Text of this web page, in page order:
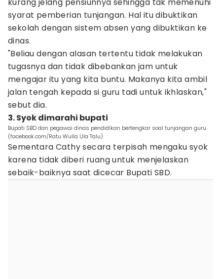
syarat pemberian tunjangan. Hal itu dibuktikan
sekolah dengan sistem absen yang dibuktikan ke
dinas.
"Beliau dengan alasan tertentu tidak melakukan
tugasnya dan tidak dibebankan jam untuk
mengajar itu yang kita buntu. Makanya kita ambil
jalan tengah kepada si guru tadi untuk ikhlaskan,"
sebut dia.
3. Syok dimarahi bupati
Bupati SBD dan pegawai dinas pendidikan bertengkar soal tunjangan guru.
(facebook.com/Ratu Wulla Ula Talu)
Sementara Cathy secara terpisah mengaku syok
karena tidak diberi ruang untuk menjelaskan
sebaik-baiknya saat dicecar Bupati SBD.